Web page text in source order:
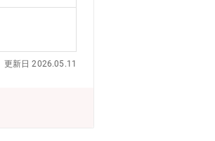
更新日 2026.05.11